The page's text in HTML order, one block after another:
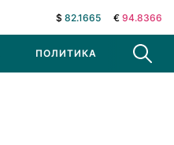
$ 82.1665 € 94.8366
ПОЛИТИКА В МИРЕ